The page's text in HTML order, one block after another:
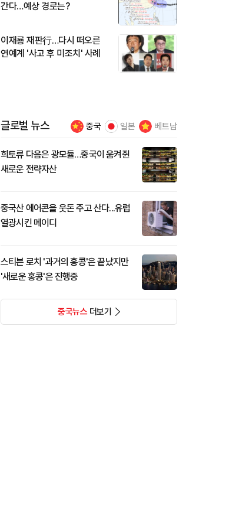
간다…예상 경로는?
이재룡 재판行…다시 떠오른
연예계 '사고 후 미조치' 사례
글로벌 뉴스 중국 일본 베트남
희토류 다음은 광모듈…중국이 움켜쥔
새로운 전략자산
중국산 에어콘을 웃돈 주고 산다...유럽
열광시킨 메이디
스티븐 로치 '과거의 홍콩'은 끝났지만
'새로운 홍콩'은 진행중
중국뉴스더보기